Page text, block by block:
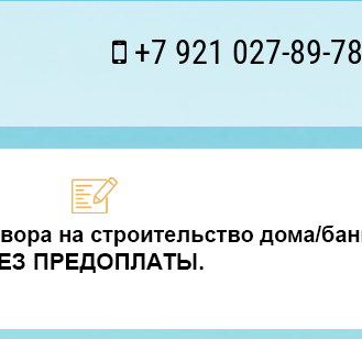
+7 921 027-89-78